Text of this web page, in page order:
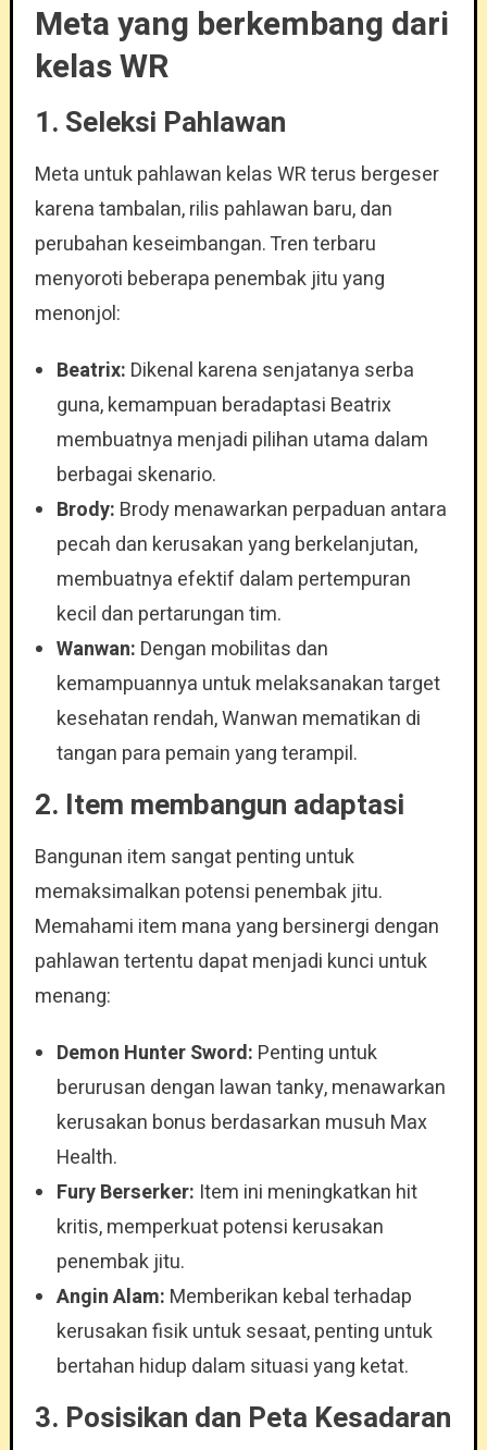
Meta yang berkembang dari
kelas WR
1. Seleksi Pahlawan
Meta untuk pahlawan kelas WR terus bergeser
karena tambalan, rilis pahlawan baru, dan
perubahan keseimbangan. Tren terbaru
menyoroti beberapa penembak jitu yang
menonjol:
Beatrix: Dikenal karena senjatanya serba
guna, kemampuan beradaptasi Beatrix
membuatnya menjadi pilihan utama dalam
berbagai skenario.
Brody: Brody menawarkan perpaduan antara
pecah dan kerusakan yang berkelanjutan,
membuatnya efektif dalam pertempuran
kecil dan pertarungan tim.
Wanwan: Dengan mobilitas dan
kemampuannya untuk melaksanakan target
kesehatan rendah, Wanwan mematikan di
tangan para pemain yang terampil.
2. Item membangun adaptasi
Bangunan item sangat penting untuk
memaksimalkan potensi penembak jitu.
Memahami item mana yang bersinergi dengan
pahlawan tertentu dapat menjadi kunci untuk
menang:
Demon Hunter Sword: Penting untuk
berurusan dengan lawan tanky, menawarkan
kerusakan bonus berdasarkan musuh Max
Health.
Fury Berserker: Item ini meningkatkan hit
kritis, memperkuat potensi kerusakan
penembak jitu.
Angin Alam: Memberikan kebal terhadap
kerusakan fisik untuk sesaat, penting untuk
bertahan hidup dalam situasi yang ketat.
3. Posisikan dan Peta Kesadaran